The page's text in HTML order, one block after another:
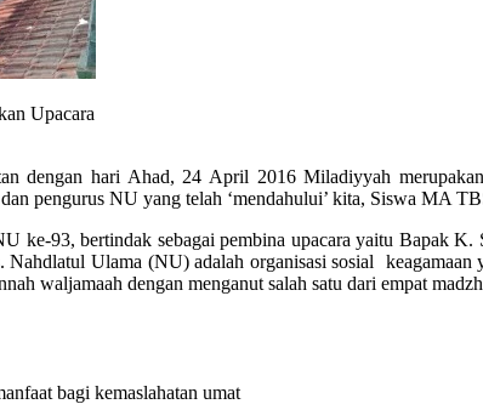
Upacara
dengan hari Ahad, 24 April 2016 Miladiyyah
pengurus NU yang telah ‘mendahului’ kita, Siswa MA
ke-93, bertindak sebagai pembina upacara yaitu Bapak
Ulama (NU) adalah organisasi sosial
waljamaah dengan menganut salah satu dari empat
bagi kemaslahatan umat